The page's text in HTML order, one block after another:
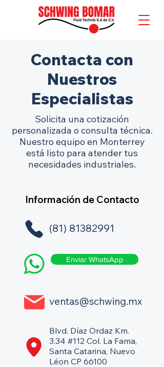
Contacta con
Nuestros
Especialistas
Solicita una cotización
personalizada o consulta técnica.
Nuestro equipo en Monterrey
está listo para atender tus
necesidades industriales.
Información de Contacto
(81) 81382991
Enviar WhatsApp
ventas@schwing.mx
Blvd. Díaz Ordaz Km.
3.34 #112 Col. La Fama,
Santa Catarina, Nuevo
Léon CP 66100